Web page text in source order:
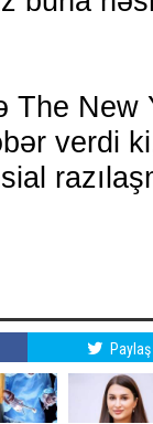
The
verdi
Paylaş